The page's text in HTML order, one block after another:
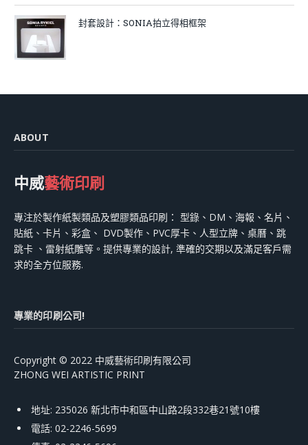
封套設計：SONIA拍立得相框架
ABOUT
中威藝術印刷
專注於製作紙製類品及塑膠類品印刷： 型錄、DM、海報、名片、
貼紙、卡片、彩盒、 DVD製作、PVC厚卡、人型立牌、桌曆、跳
跳卡 、雷射紙雕等。提供專業的設計, 準確的交期以及滿足客戶需
求的全方位服務.
專業的印刷公司!
Copyright © 2022 中威藝術印刷有限公司
ZHONG WEI ARTISTIC PRINT
地址: 235026 新北市中和區中山路2段332巷21號10樓
電話: 02-2246-5699